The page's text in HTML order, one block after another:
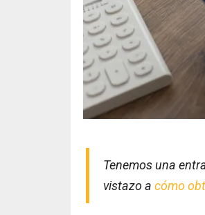
Tenemos una
vistazo a cómo